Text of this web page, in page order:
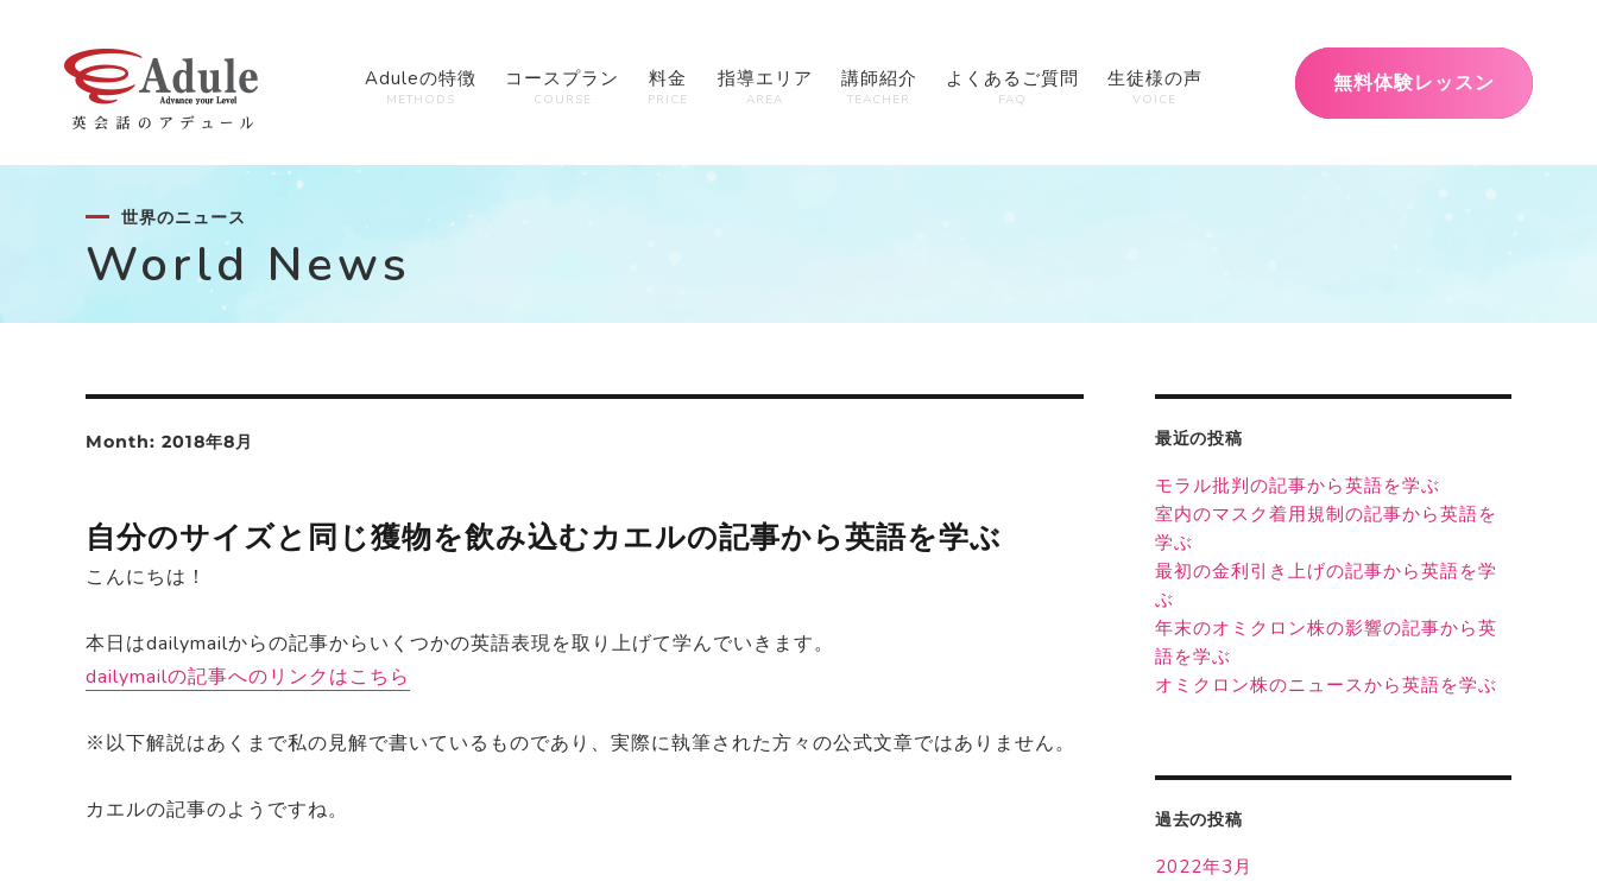
Aduleの特徴
METHODS
コースプラン
COURSE
料金
PRICE
指導エリア
AREA
講師紹介
TEACHER
よくあるご質問
FAQ
生徒様の声
VOICE
無料体験レッスン
世界のニュース
World News
Month: 2018年8月
自分のサイズと同じ獲物を飲み込むカエルの記事から英語を学ぶ
こんにちは！
本日はdailymailからの記事からいくつかの英語表現を取り上げて学んでいきます。
dailymailの記事へのリンクはこちら
※以下解説はあくまで私の見解で書いているものであり、実際に執筆された方々の公式文章ではありません。
カエルの記事のようですね。
最近の投稿
モラル批判の記事から英語を学ぶ
室内のマスク着用規制の記事から英語を
学ぶ
最初の金利引き上げの記事から英語を学
ぶ
年末のオミクロン株の影響の記事から英
語を学ぶ
オミクロン株のニュースから英語を学ぶ
過去の投稿
2022年3月